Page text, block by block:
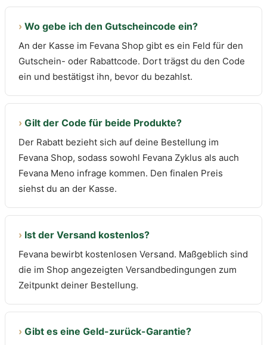
› Wo gebe ich den Gutscheincode ein?
An der Kasse im Fevana Shop gibt es ein Feld für den
Gutschein- oder Rabattcode. Dort trägst du den Code
ein und bestätigst ihn, bevor du bezahlst.
› Gilt der Code für beide Produkte?
Der Rabatt bezieht sich auf deine Bestellung im
Fevana Shop, sodass sowohl Fevana Zyklus als auch
Fevana Meno infrage kommen. Den finalen Preis
siehst du an der Kasse.
› Ist der Versand kostenlos?
Fevana bewirbt kostenlosen Versand. Maßgeblich sind
die im Shop angezeigten Versandbedingungen zum
Zeitpunkt deiner Bestellung.
› Gibt es eine Geld-zurück-Garantie?